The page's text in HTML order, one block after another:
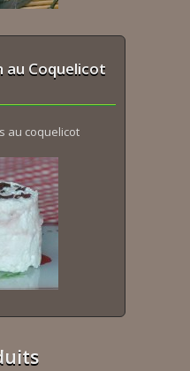
au Coquelicot
au coquelicot